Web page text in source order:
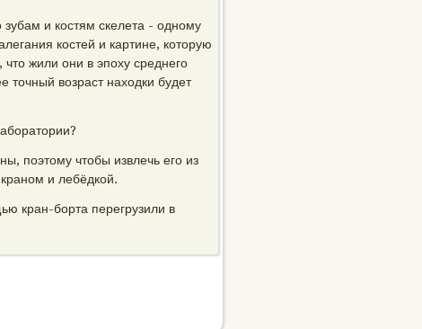
и костям скелета - одному
костей и картине, которую
жили они в эпоху среднего
точный возраст находки будет
поэтому чтобы извлечь его из
и лебёдкой.
кран-борта перегрузили в